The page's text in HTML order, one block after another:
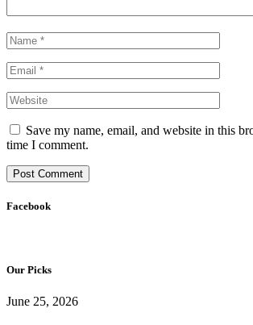
Save my name, email, and website in this
time I comment.
Facebook
Our Picks
June 25, 2026